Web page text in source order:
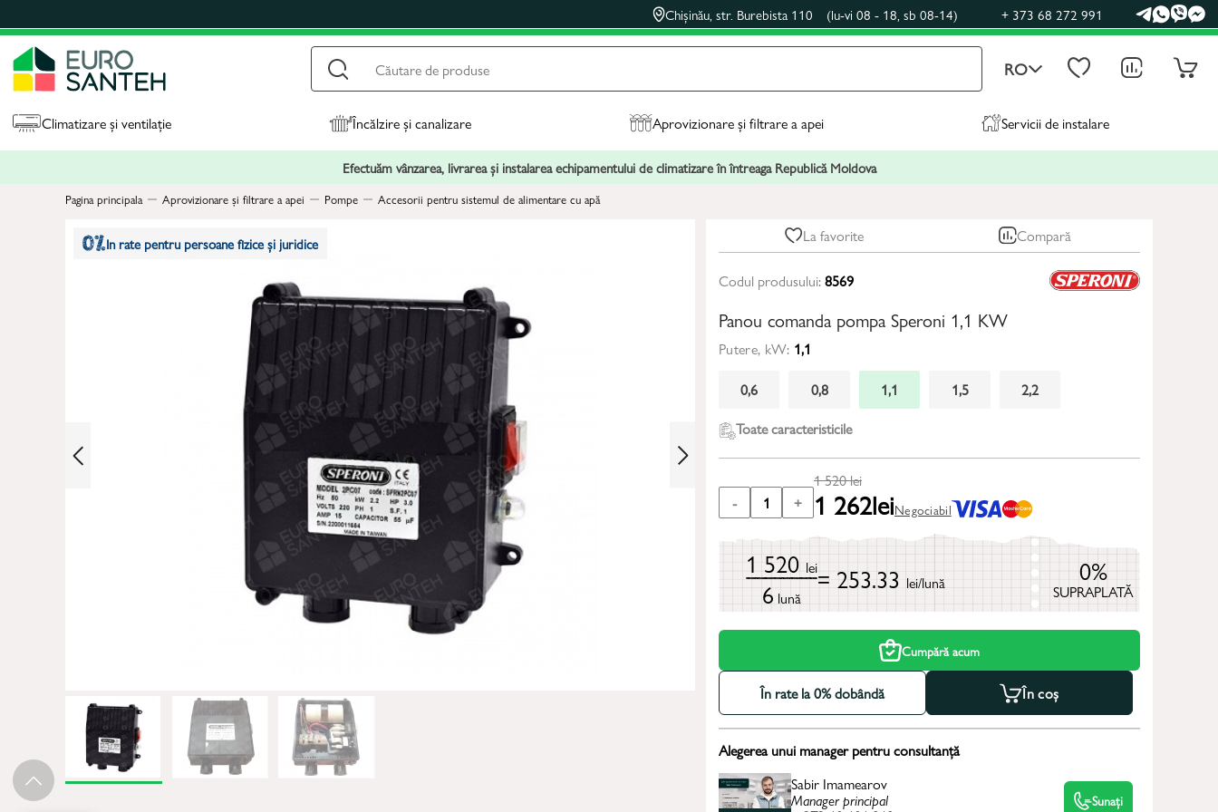
Chișinău, str. Burebista 110 (lu-vi 08 - 18, sb 08-14) + 373 68 272 991
RO
Climatizare și ventilație Încălzire și canalizare Aprovizionare și filtrare a apei Servicii de instalare
Efectuăm vânzarea, livrarea și instalarea echipamentului de climatizare în întreaga Republică Moldova
Pagina principala Aprovizionare și filtrare a apei Pompe Accesorii pentru sistemul de alimentare cu apă
In rate pentru persoane fizice și juridice La favorite Compară
Codul produsului:8569
Panou comanda pompa Speroni 1,1 KW
Putere, kW: 1,1
0,6
0,8 1,1 1,5
2,2
Toate caracteristicile
- 1 +
1 520lei
1 262leiNegociabil
1 520 lei
6 lună
= 253.33 lei/lună 0%
SUPRAPLATĂ
Cumpără acum
În rate la 0% dobândă În coș
Alegerea unui manager pentru consultanță
Sabir Imamearov
Manager principal Sunați